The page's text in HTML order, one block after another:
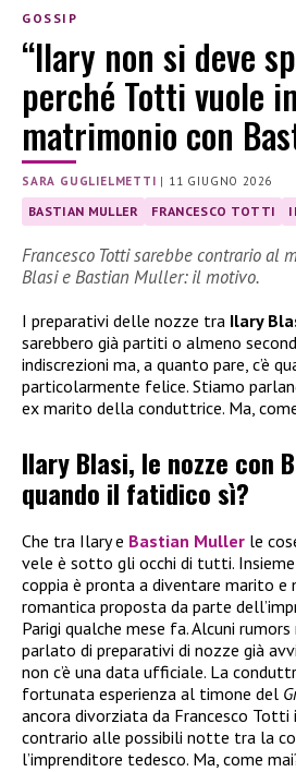
GOSSIP
“Ilary non si deve
perché Totti vuole
matrimonio con
SARA GUGLIELMETTI | 11 GIUGNO 2026
BASTIAN MULLER FRANCESCO TOTTI
Francesco Totti sarebbe contrario al
Blasi e Bastian Muller: il motivo.
I preparativi delle nozze tra Ilary
sarebbero già partiti o almeno
indiscrezioni ma, a quanto pare, c’è
particolarmente felice. Stiamo
ex marito della conduttrice. Ma,
Ilary Blasi, le nozze con
quando il fatidico sì?
Che tra Ilary e Bastian Muller le
vele è sotto gli occhi di tutti.
coppia è pronta a diventare marito e
romantica proposta da parte
Parigi qualche mese fa. Alcuni
parlato di preparativi di nozze già
non c’è una data ufficiale. La
fortunata esperienza al timone del
ancora divorziata da Francesco Totti
contrario alle possibili notte tra la
l’imprenditore tedesco. Ma, come